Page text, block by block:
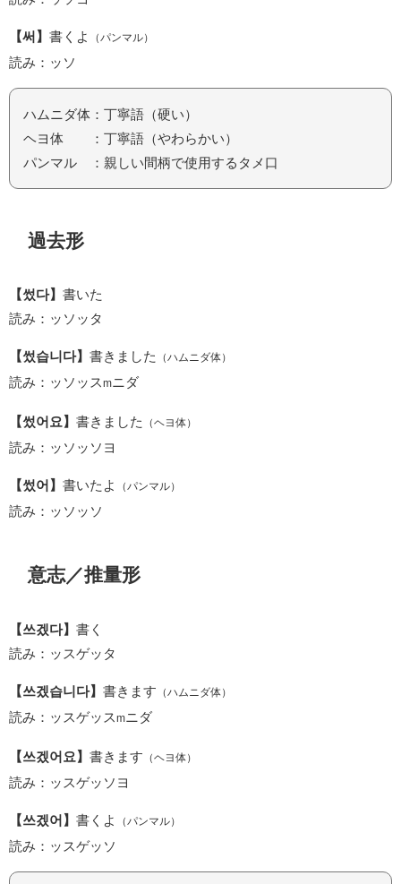
【써】 書くよ （パンマル）
読み：ッソ
ハムニダ体：丁寧語（硬い）
ヘヨ体 ：丁寧語（やわらかい）
パンマル ：親しい間柄で使用するタメ口
過去形
【썼다】 書いた
読み：ッソッタ
【썼습니다】 書きました （ハムニダ体）
読み：ッソッスmニダ
【썼어요】 書きました （ヘヨ体）
読み：ッソッソヨ
【썼어】 書いたよ （パンマル）
読み：ッソッソ
意志／推量形
【쓰겠다】 書く
読み：ッスゲッタ
【쓰겠습니다】 書きます （ハムニダ体）
読み：ッスゲッス m ニダ
【쓰겠어요】 書きます （ヘヨ体）
読み：ッスゲッソヨ
【쓰겠어】 書くよ （パンマル）
読み：ッスゲッソ